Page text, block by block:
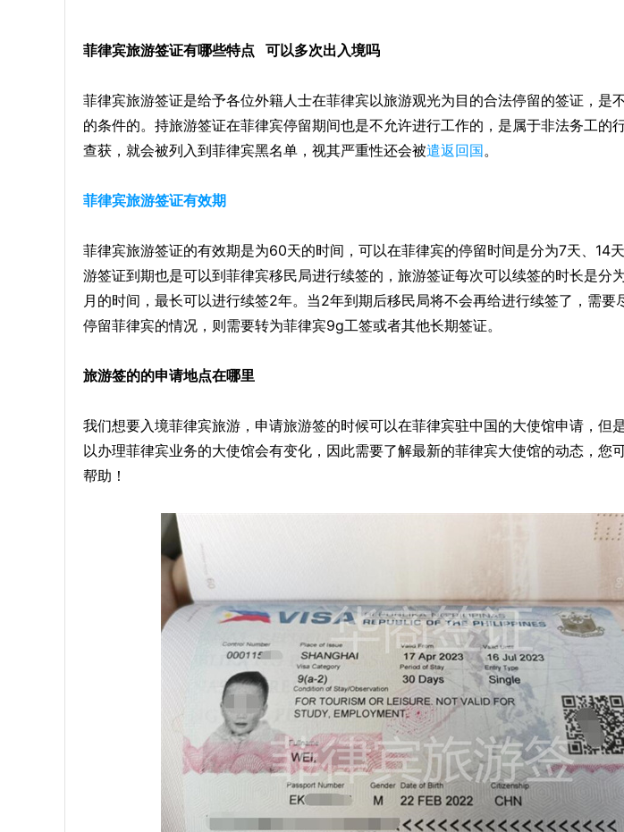
菲律宾旅游签证有哪些特点 可以多次出入境吗
菲律宾旅游签证是给予各位外籍人士在菲律宾以旅游观光为目的合法停留的签证，是
的条件的。持旅游签证在菲律宾停留期间也是不允许进行工作的，是属于非法务工的
查获，就会被列入到菲律宾黑名单，视其严重性还会被遣返回国。
菲律宾旅游签证有效期
菲律宾旅游签证的有效期是为60天的时间，可以在菲律宾的停留时间是分为7天、14
游签证到期也是可以到菲律宾移民局进行续签的，旅游签证每次可以续签的时长是分
月的时间，最长可以进行续签2年。当2年到期后移民局将不会再给进行续签了，需要
停留菲律宾的情况，则需要转为菲律宾9g工签或者其他长期签证。
旅游签的的申请地点在哪里
我们想要入境菲律宾旅游，申请旅游签的时候可以在菲律宾驻中国的大使馆申请，但
以办理菲律宾业务的大使馆会有变化，因此需要了解最新的菲律宾大使馆的动态，您
帮助！